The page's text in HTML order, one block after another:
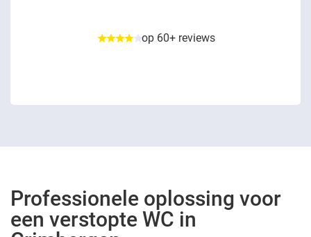
op 60+ reviews
Professionele oplossing voor
een verstopte WC in